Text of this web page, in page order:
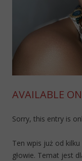
AVAILABLE
Sorry, this entry is
Ten wpis już od
głowie. Temat jest